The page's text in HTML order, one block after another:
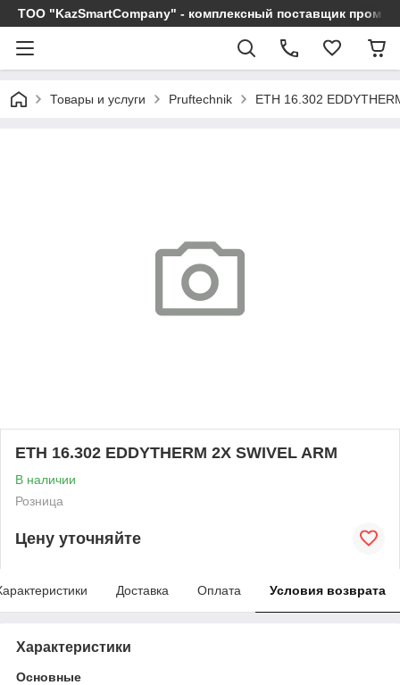
ТОО "KazSmartCompany" - комплексный поставщик
Товары и услуги Pruftechnik ETH 16.302
ETH 16.302 EDDYTHERM 2X SWIVEL ARM
В наличии
Розница
Цену уточняйте
Доставка Оплата Условия возврата
Характеристики
Основные